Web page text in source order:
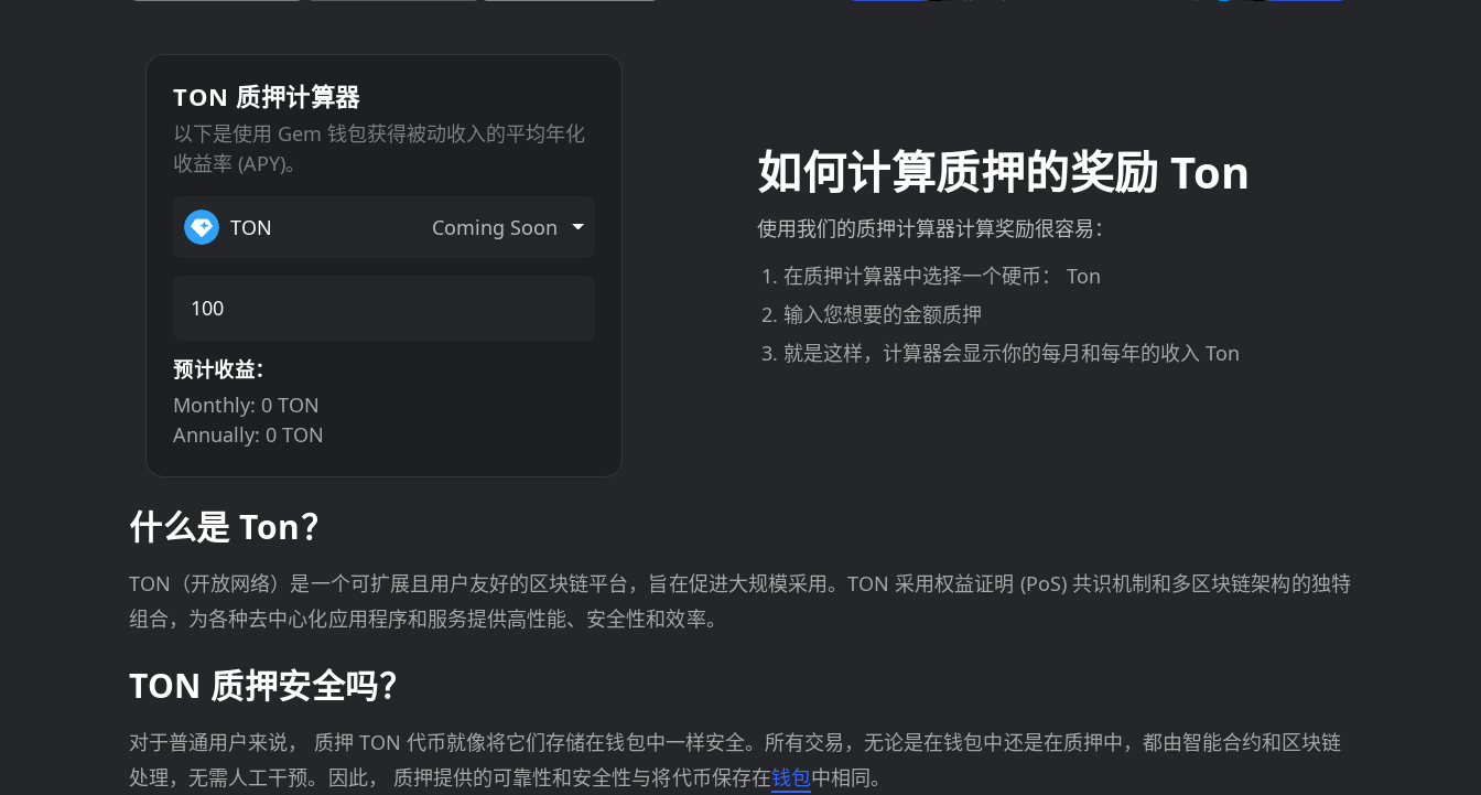
如何计算质押的奖励 Ton
使用我们的质押计算器计算奖励很容易：
在质押计算器中选择一个硬币： Ton
输入您想要的金额质押
就是这样，计算器会显示你的每月和每年的收入 Ton
TON 质押计算器
以下是使用 Gem 钱包获得被动收入的平均年化
收益率 (APY)。
TON Coming Soon
预计收益：
Monthly: 0 TON
Annually: 0 TON
什么是 Ton？
TON（开放网络）是一个可扩展且用户友好的区块链平台，旨在促进大规模采用。TON 采用权益证明 (PoS) 共识机制和多区块链架构的独特
组合，为各种去中心化应用程序和服务提供高性能、安全性和效率。
TON 质押安全吗？
对于普通用户来说， 质押 TON 代币就像将它们存储在钱包中一样安全。所有交易，无论是在钱包中还是在质押中，都由智能合约和区块链
处理，无需人工干预。因此， 质押提供的可靠性和安全性与将代币保存在钱包中相同。